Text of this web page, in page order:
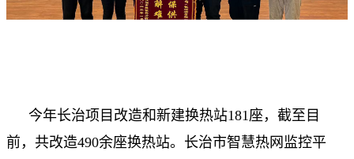
今年长治项目改造和新建换热站181座，截至目
前，共改造490余座换热站。长治市智慧热网监控平